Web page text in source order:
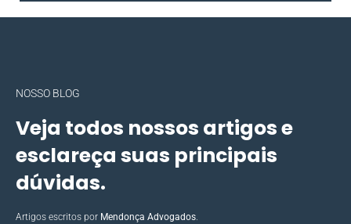
NOSSO BLOG
Veja todos nossos artigos e
esclareça suas principais
dúvidas.
Artigos escritos por Mendonça Advogados.